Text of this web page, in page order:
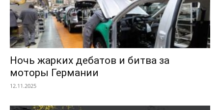
Ночь жарких дебатов и битва за
моторы Германии
12.11.2025